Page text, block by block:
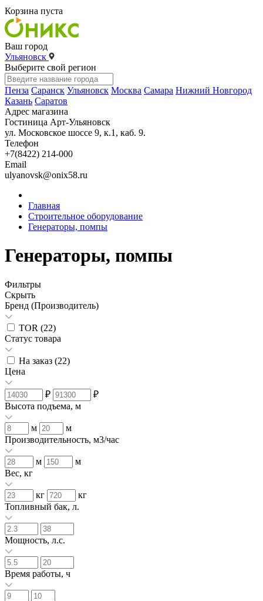
Корзина пуста
Ваш город
Ульяновск
Выберите свой регион
Пенза Саранск Ульяновск Москва Самара Нижний Новгород
Казань Саратов
Адрес магазина
Гостиница Арт-Ульяновск
ул. Московское шоссе 9, к.1, каб. 9.
Телефон
+7(8422) 214-000
Email
ulyanovsk@onix58.ru
Главная
Строительное оборудование
Генераторы, помпы
Генераторы, помпы
Фильтры
Скрыть
Бренд (Производитель)
TOR (22)
Статус товара
На заказ (22)
Цена
₽
₽
Высота подъема, м
м
м
Производительность, м3/час
м
м
Вес, кг
кг
кг
Топливный бак, л.
Мощность, л.с.
Время работы, ч